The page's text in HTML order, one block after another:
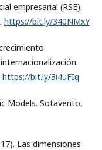
empresarial (RSE).
https://bit.ly/340NMxY
https://bit.ly/3i4uFIq
Models. Sotavento,
Las dimensiones